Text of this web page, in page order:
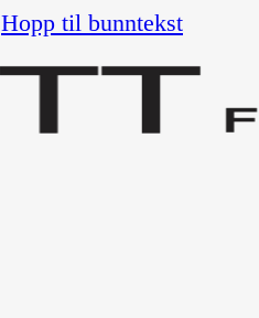
Hopp til bunntekst